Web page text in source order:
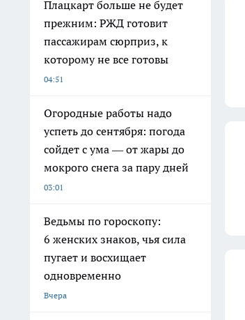
Плацкарт больше не будет
прежним: РЖД готовит
пассажирам сюрприз, к
которому не все готовы
04:51
Огородные работы надо
успеть до сентября: погода
сойдет с ума — от жары до
мокрого снега за пару дней
03:01
Ведьмы по гороскопу:
6 женских знаков, чья сила
пугает и восхищает
одновременно
Вчера